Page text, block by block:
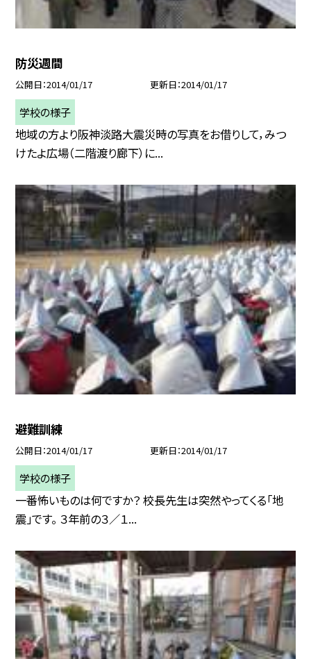
防災週間
公開日 2014/01/17 更新日 2014/01/17
学校の様子
地域の方より阪神淡路大震災時の写真をお借りして，みつ
けたよ広場（二階渡り廊下）に...
避難訓練
公開日 2014/01/17 更新日 2014/01/17
学校の様子
一番怖いものは何ですか？ 校長先生は突然やってくる「地
震」です。 ３年前の３／１...